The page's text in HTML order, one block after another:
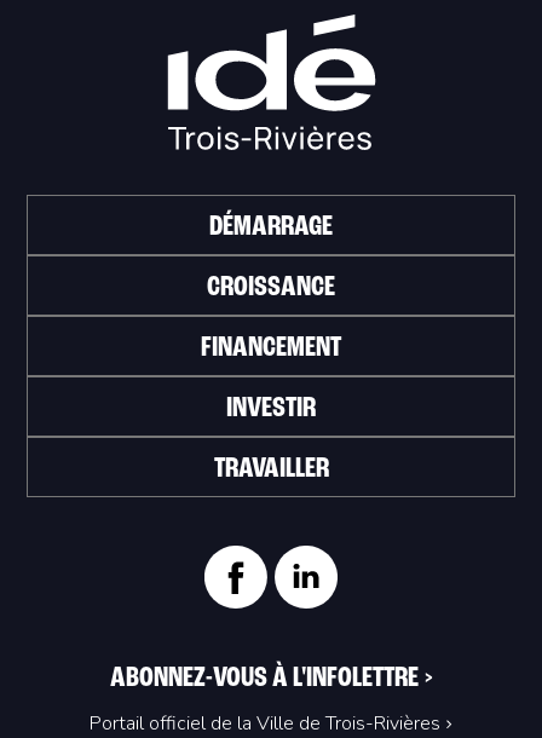
DÉMARRAGE
CROISSANCE
FINANCEMENT
INVESTIR
TRAVAILLER
ABONNEZ-VOUS À L'INFOLETTRE >
Portail officiel de la Ville de Trois-Rivières